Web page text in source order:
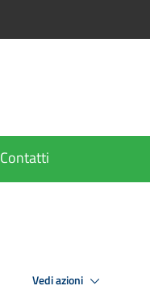
Contatti
Vedi azioni